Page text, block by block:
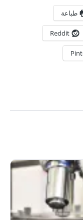
طباعة
Reddit